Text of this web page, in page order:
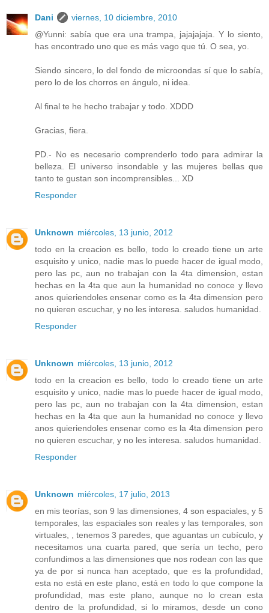
Dani
viernes, 10 diciembre, 2010
@Yunni: sabía que era una trampa, jajajajaja. Y lo siento,
has encontrado uno que es más vago que tú. O sea, yo.
Siendo sincero, lo del fondo de microondas sí que lo sabía,
pero lo de los chorros en ángulo, ni idea.
Al final te he hecho trabajar y todo. XDDD
Gracias, fiera.
PD.- No es necesario comprenderlo todo para admirar la
belleza. El universo insondable y las mujeres bellas que
tanto te gustan son incomprensibles... XD
Responder
Unknown miércoles, 13 junio, 2012
todo en la creacion es bello, todo lo creado tiene un arte
esquisito y unico, nadie mas lo puede hacer de igual modo,
pero las pc, aun no trabajan con la 4ta dimension, estan
hechas en la 4ta que aun la humanidad no conoce y llevo
anos quieriendoles ensenar como es la 4ta dimension pero
no quieren escuchar, y no les interesa. saludos humanidad.
Responder
Unknown miércoles, 13 junio, 2012
todo en la creacion es bello, todo lo creado tiene un arte
esquisito y unico, nadie mas lo puede hacer de igual modo,
pero las pc, aun no trabajan con la 4ta dimension, estan
hechas en la 4ta que aun la humanidad no conoce y llevo
anos quieriendoles ensenar como es la 4ta dimension pero
no quieren escuchar, y no les interesa. saludos humanidad.
Responder
Unknown miércoles, 17 julio, 2013
en mis teorías, son 9 las dimensiones, 4 son espaciales, y 5
temporales, las espaciales son reales y las temporales, son
virtuales, , tenemos 3 paredes, que aguantas un cubículo, y
necesitamos una cuarta pared, que sería un techo, pero
confundimos a las dimensiones que nos rodean con las que
ya de por si nunca han aceptado, que es la profundidad,
esta no está en este plano, está en todo lo que compone la
profundidad, mas este plano, aunque no lo crean esta
dentro de la profundidad, si lo miramos, desde un cono